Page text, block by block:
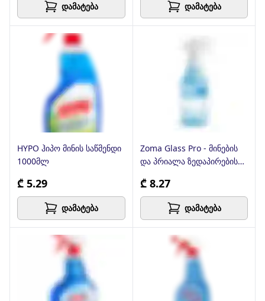
დამატება დამატება
HYPO ჰიპო მინის საწმენდი
1000მლ
₾ 5.29
დამატება
Zoma Glass Pro - მინების
და პრიალა ზედაპირების
საშუალება.
₾ 8.27
დამატება